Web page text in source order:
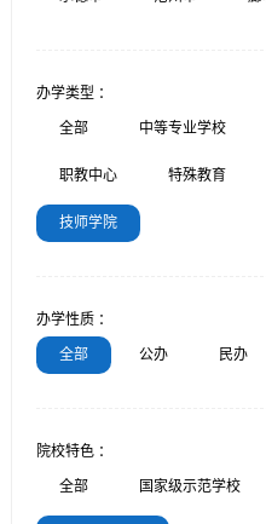
办学类型 ：
全部 中等专业学校
职教中心 特殊教育
技师学院
办学性质 ：
全部 公办 民办
院校特色 ：
全部 国家级示范学校